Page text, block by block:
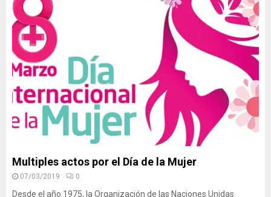
Multiples actos por el Día de la Mujer
07/03/2019 0
Desde el año 1975, la Organización de las Naciones Unidas